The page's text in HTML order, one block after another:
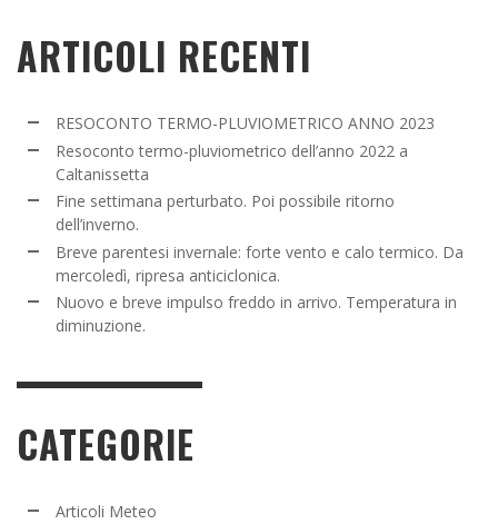
ARTICOLI RECENTI
RESOCONTO TERMO-PLUVIOMETRICO ANNO 2023
Resoconto termo-pluviometrico dell’anno 2022 a
Caltanissetta
Fine settimana perturbato. Poi possibile ritorno
dell’inverno.
Breve parentesi invernale: forte vento e calo termico. Da
mercoledì, ripresa anticiclonica.
Nuovo e breve impulso freddo in arrivo. Temperatura in
diminuzione.
CATEGORIE
Articoli Meteo